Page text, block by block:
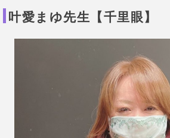
叶愛まゆ先生【千里眼】